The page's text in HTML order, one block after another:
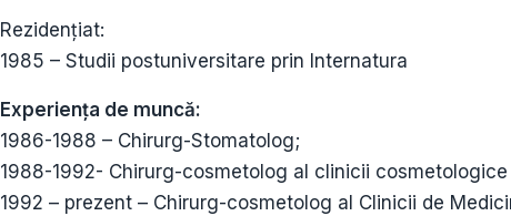
Rezidențiat:
1985 – Studii postuniversitare prin Internatura
Experiența de muncă:
1986-1988 – Chirurg-Stomatolog;
1988-1992- Chirurg-cosmetolog al clinicii
1992 – prezent – Chirurg-cosmetolog al Clinicii de